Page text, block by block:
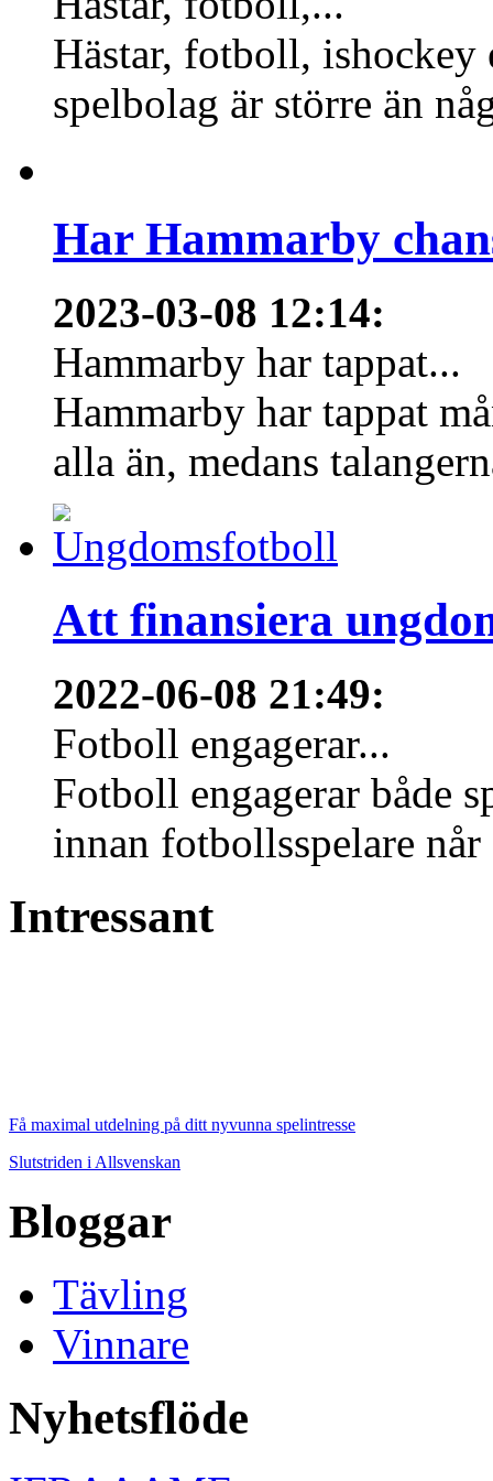
Hästar, fotboll,
spelbolag är större än
Har Hammarby
2023-03-08 12:14:
Hammarby har tappat...
Hammarby har tappat
alla än, medans
Att finansiera
2022-06-08 21:49:
Fotboll engagerar...
Fotboll engagerar både
innan fotbollsspelare
Intressant
Få maximal utdelning på ditt nyvunna spelintresse
Slutstriden i Allsvenskan
Bloggar
Tävling
Vinnare
Nyhetsflöde